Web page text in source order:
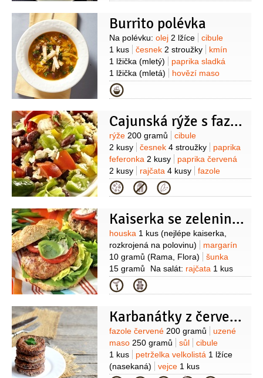
cherry4 kusy máslo1 lžíce
Burrito polévka
Suroviny
Na polévku: olej 2 lžíce
cibule
1 kus
česnek 2 stroužky
kmín
1 lžička (mletý)
paprika sladká
1 lžička (mletá)
hovězí maso
450 gramů
2 lžičky (mleté)
fazole červené
2 kusy
olej olivový sůl
koriandr
1 lžíce (čerstvý, nakrájený)
Čedar
100 gramů
Kategorie
Cajunská rýže s fazolemi
Suroviny
rýže 200 gramů
cibule
2 kusy
česnek 4 stroužky
paprika
feferonka 2 kusy
paprika červená
2 kusy
rajčata 4 kusy
fazole
červené1 konzerva
nálevu)
oregano1 lžíce
chilli
Kategorie
Kaiserka se zeleninovým salátem
Suroviny
houska 1 kus (nejlépe kaiserka,
rozkrojená na polovinu)
margarín
10 gramů (Rama, Flora)
šunka
15 gramů
Na salát: rajčata 1 kus
(nakrájené na plátky)
salátová5 plátků
paprika zelená
proužky)
kukuřice sterilovaná5 kusů
(malé kukuřičky)
fazole červené
(sterilované, množství podle
chuti)
salát ledový1 list
brokolice
1 kus
(malá, vařená a
nakrájená)
olej olivový
Kategorie
Karbanátky z červených fazolí
Suroviny
fazole červené 200 gramů
uzené
maso 250 gramů sůl
cibule
1 kus
petrželka velkolistá 1 lžíce
(nasekaná)
vejce 1 kus